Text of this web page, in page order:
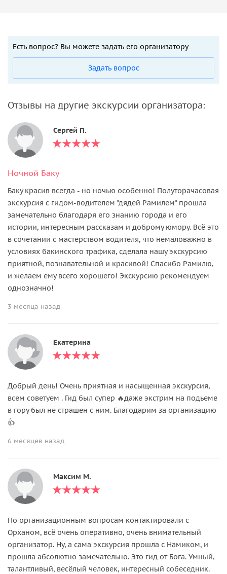
Есть вопрос? Вы можете задать его организатору
Задать вопрос
Отзывы на другие экскурсии организатора:
Сергей П.
Ночной Баку
Баку красив всегда - но ночью особенно! Полуторачасовая
экскурсия с гидом-водителем "дядей Рамилем" прошла
замечательно благодаря его знанию города и его
истории, интересным рассказам и доброму юмору. Всё это
в сочетании с мастерством водителя, что немаловажно в
условиях бакинского трафика, сделала нашу экскурсию
приятной, познавательной и красивой! Спасибо Рамилю,
и желаем ему всего хорошего! Экскурсию рекомендуем
однозначно!
3 месяца назад
Екатерина
Добрый день! Очень приятная и насыщенная экскурсия,
всем советуем . Гид был супер 🔥даже экстрим на подьеме
в гору был не страшен с ним. Благодарим за организацию
👍
6 месяцев назад
Максим М.
По организационным вопросам контактировали с
Орханом, всё очень оперативно, очень внимательный
организатор. Ну, а сама экскурсия прошла с Намиком, и
прошла абсолютно замечательно. Это гид от Бога. Умный,
талантливый, весёлый человек, интересный собеседник.